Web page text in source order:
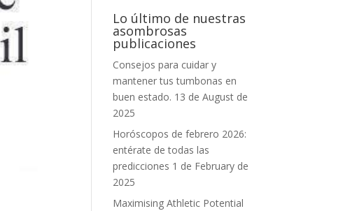
Lo último de nuestras
asombrosas
publicaciones
Consejos para cuidar y
mantener tus tumbonas en
buen estado. 13 de August de
2025
Horóscopos de febrero 2026:
entérate de todas las
predicciones 1 de February de
2025
Maximising Athletic Potential